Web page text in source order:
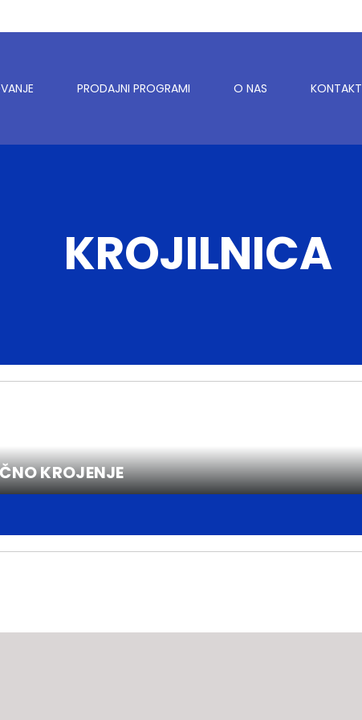
PRODAJNI PROGRAMI O NAS KONTAKT
KROJILNICA
KROJENJE